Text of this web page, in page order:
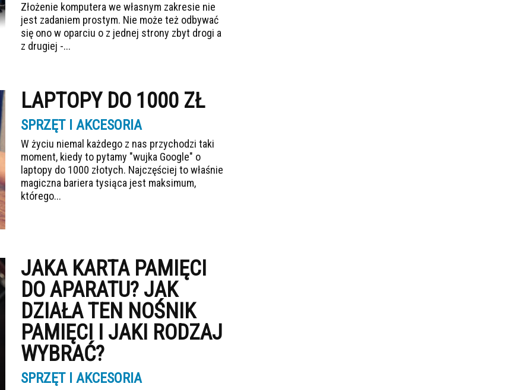
Złożenie komputera we własnym zakresie nie
jest zadaniem prostym. Nie może też odbywać
się ono w oparciu o z jednej strony zbyt drogi a
z drugiej -...
LAPTOPY DO 1000 ZŁ
SPRZĘT I AKCESORIA
W życiu niemal każdego z nas przychodzi taki
moment, kiedy to pytamy "wujka Google" o
laptopy do 1000 złotych. Najczęściej to właśnie
magiczna bariera tysiąca jest maksimum,
którego...
JAKA KARTA PAMIĘCI
DO APARATU? JAK
DZIAŁA TEN NOŚNIK
PAMIĘCI I JAKI RODZAJ
WYBRAĆ?
SPRZĘT I AKCESORIA